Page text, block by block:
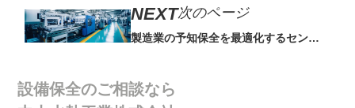
次のページ
製造業の予知保全を最適化するセンサ
設備保全のご相談なら